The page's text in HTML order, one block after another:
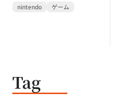
nintendo ゲーム
Tag